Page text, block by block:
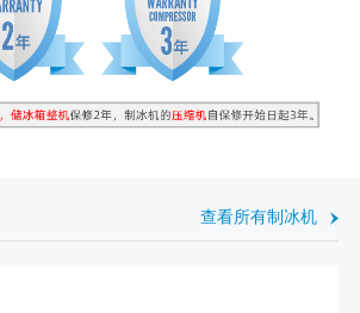
查看所有制冰机